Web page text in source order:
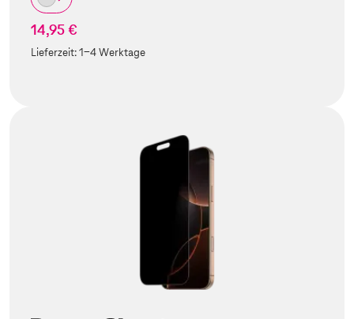
14,95 €
Lieferzeit:1-4 Werktage